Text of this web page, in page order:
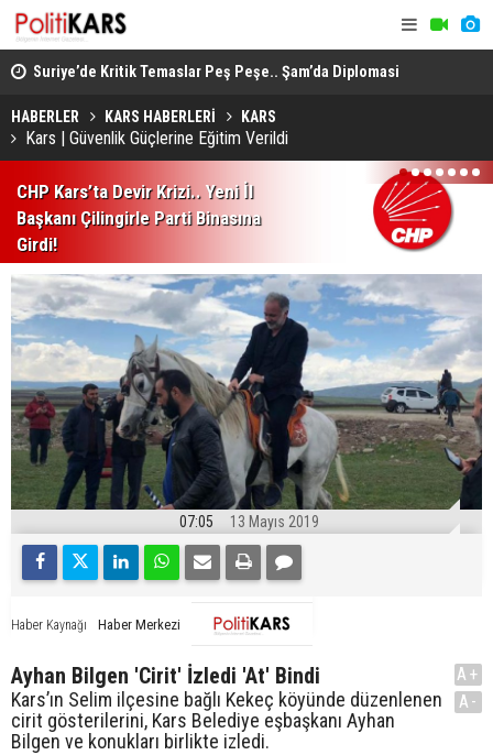
Suriye’de Kritik Temaslar Peş Peşe.. Şam’da Diplomasi
ve Güvenlik Gündemi Öne Çıktı!
HABERLER KARS HABERLERİ KARS
Kars | Güvenlik Güçlerine Eğitim Verildi
CHP Kars’ta Devir Krizi.. Yeni İl
Başkanı Çilingirle Parti Binasına
Girdi!
1 2 3 4 5 6 7
07:05 13 Mayıs 2019
Haber Kaynağı Haber Merkezi
Ayhan Bilgen 'Cirit' İzledi 'At' Bindi
Kars’ın Selim ilçesine bağlı Kekeç köyünde düzenlenen
cirit gösterilerini, Kars Belediye eşbaşkanı Ayhan
Bilgen ve konukları birlikte izledi.
A+
A-